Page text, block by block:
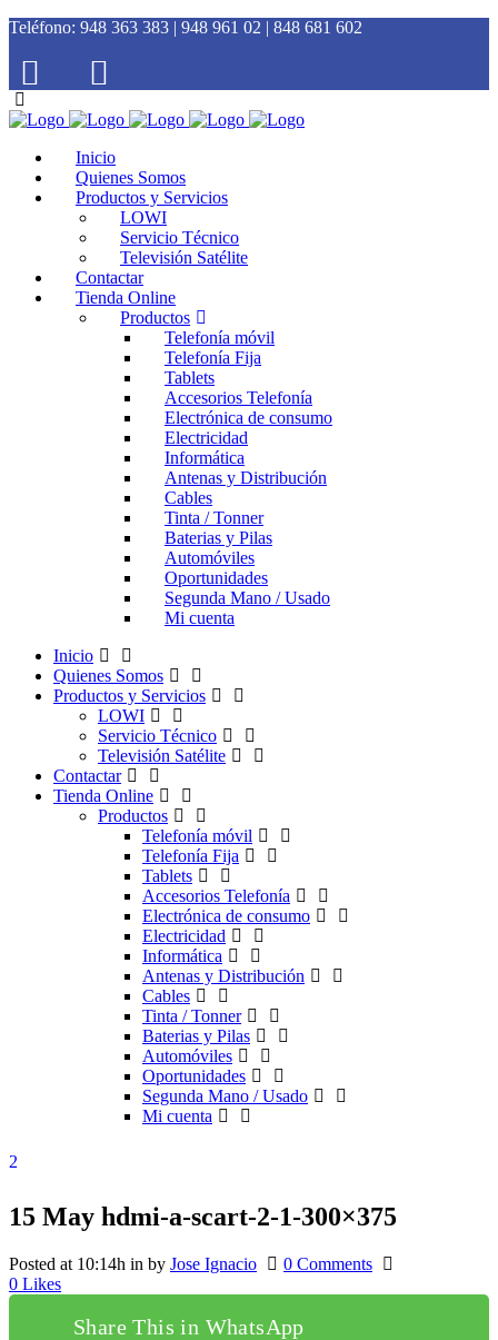
Teléfono: 948 363 383 | 948 961 02 | 848 681 602
Inicio
Quienes Somos
Productos y Servicios
LOWI
Servicio Técnico
Televisión Satélite
Contactar
Tienda Online
Productos
Telefonía móvil
Telefonía Fija
Tablets
Accesorios Telefonía
Electrónica de consumo
Electricidad
Informática
Antenas y Distribución
Cables
Tinta / Tonner
Baterias y Pilas
Automóviles
Oportunidades
Segunda Mano / Usado
Mi cuenta
Inicio
Quienes Somos
Productos y Servicios
LOWI
Servicio Técnico
Televisión Satélite
Contactar
Tienda Online
Productos
Telefonía móvil
Telefonía Fija
Tablets
Accesorios Telefonía
Electrónica de consumo
Electricidad
Informática
Antenas y Distribución
Cables
Tinta / Tonner
Baterias y Pilas
Automóviles
Oportunidades
Segunda Mano / Usado
Mi cuenta
15 May hdmi-a-scart-2-1-300×375
Posted at 10:14h in by Jose Ignacio
0 Comments
0 Likes
Share This in WhatsApp